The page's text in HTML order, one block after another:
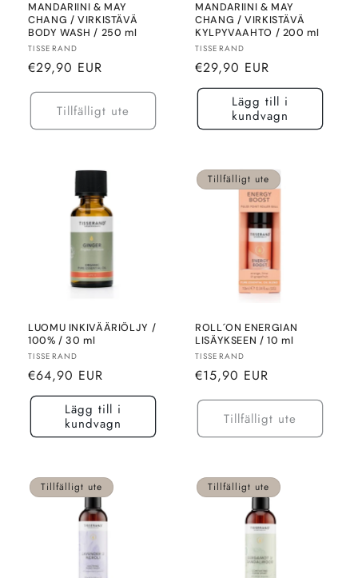
MANDARIINI & MAY
CHANG / VIRKISTÄVÄ
BODY WASH / 250 ml
Säljare:
TISSERAND
Normalt
€29,90 EUR
Tillfälligt ute
MANDARIINI & MAY
CHANG / VIRKISTÄVÄ
KYLPYVAAHTO / 200 ml
Säljare:
TISSERAND
Normalt
pris
€29,90 EUR
Lägg till i
kundvagn
LUOMU INKIVÄÄRIÖLJY /
100% / 30 ml
Säljare:
TISSERAND
Normalt
pris
€64,90 EUR
Lägg till i
kundvagn
Tillfälligt ute
ROLL´ON ENERGIAN
LISÄYKSEEN / 10 ml
Säljare:
TISSERAND
Normalt
€15,90 EUR
Tillfälligt ute
Tillfälligt ute Tillfälligt ute